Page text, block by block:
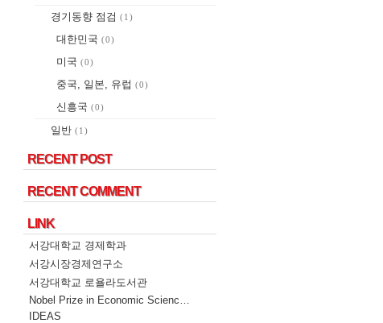
경기동향 점검 (1)
대한민국 (0)
미국 (0)
중국, 일본, 유럽 (0)
신흥국 (0)
일반 (1)
RECENT POST
RECENT POST
RECENT COMMENT
RECENT COMMENT
LINK
LINK
서강대학교 경제학과
서강시장경제연구소
서강대학교 로욜라도서관
Nobel Prize in Economic Scienc…
IDEAS